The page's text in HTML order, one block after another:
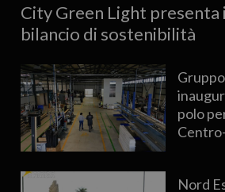
City Green Light presenta
bilancio di sostenibilità
polo
Nord